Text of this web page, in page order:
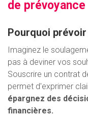
de prévoyance
Pourquoi
Imaginez le
pas à deviner vos
Souscrire un contrat
permet d'exprimer
épargnez des
financières.